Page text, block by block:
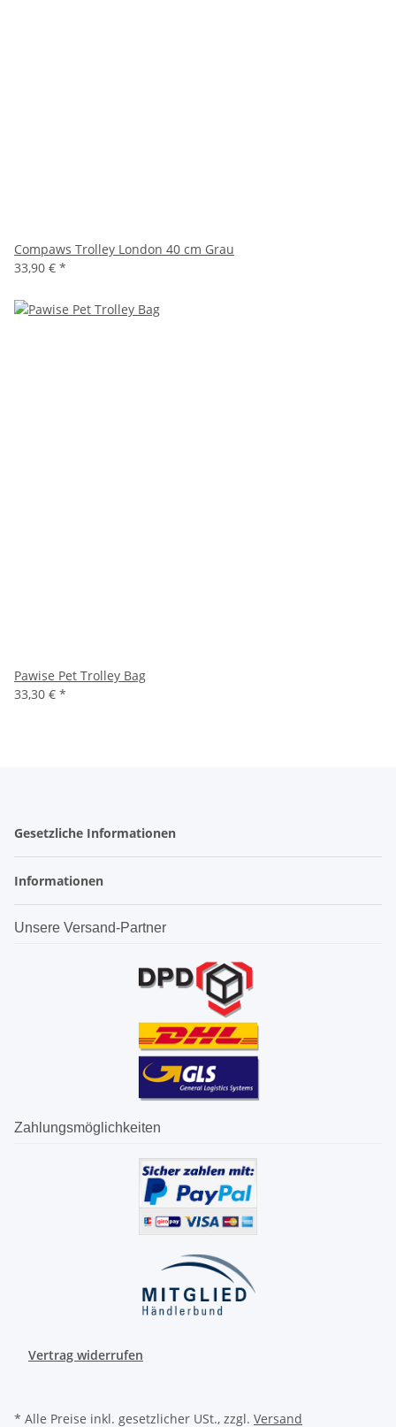
Compaws Trolley London 40 cm Grau
33,90 € *
Pawise Pet Trolley Bag
33,30 € *
Gesetzliche Informationen
Informationen
Unsere Versand-Partner
Zahlungsmöglichkeiten
Vertrag widerrufen
* Alle Preise inkl. gesetzlicher USt., zzgl. Versand